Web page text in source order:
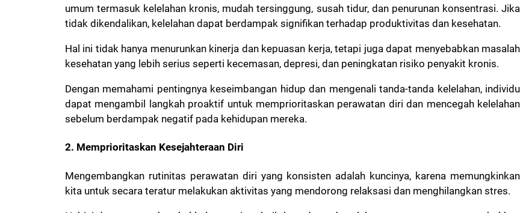
umum termasuk kelelahan kronis, mudah tersinggung, susah tidur, dan penurunan konsentrasi. Jika
tidak dikendalikan, kelelahan dapat berdampak signifikan terhadap produktivitas dan kesehatan.
Hal ini tidak hanya menurunkan kinerja dan kepuasan kerja, tetapi juga dapat menyebabkan masalah
kesehatan yang lebih serius seperti kecemasan, depresi, dan peningkatan risiko penyakit kronis.
Dengan memahami pentingnya keseimbangan hidup dan mengenali tanda-tanda kelelahan, individu
dapat mengambil langkah proaktif untuk memprioritaskan perawatan diri dan mencegah kelelahan
sebelum berdampak negatif pada kehidupan mereka.
2. Memprioritaskan Kesejahteraan Diri
Mengembangkan rutinitas perawatan diri yang konsisten adalah kuncinya, karena memungkinkan
kita untuk secara teratur melakukan aktivitas yang mendorong relaksasi dan menghilangkan stres.